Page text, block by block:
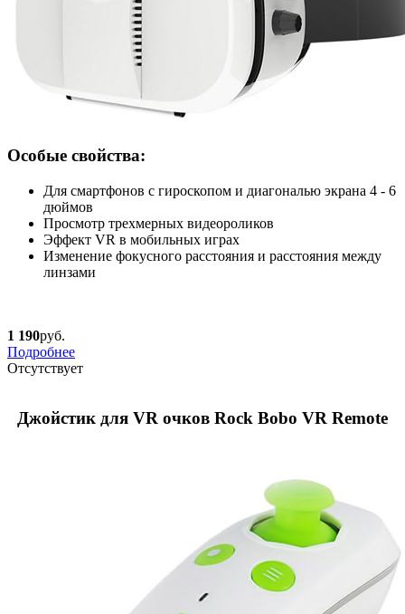
Особые свойства:
Для смартфонов с гироскопом и диагональю экрана 4 - 6
дюймов
Просмотр трехмерных видеороликов
Эффект VR в мобильных играх
Изменение фокусного расстояния и расстояния между
линзами
1 190руб.
Подробнее
Отсутствует
Джойстик для VR очков Rock Bobo VR Remote